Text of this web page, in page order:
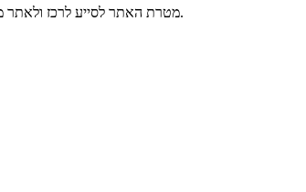
מטרת האתר לסייע לרכז ולאתר מקורות מידע שונים עבור מתחילים בדרכם והן עבור מתקדמים באספקטים השונים הנוגעים לתזונה טבעונית ושחרור בעלי חיים.